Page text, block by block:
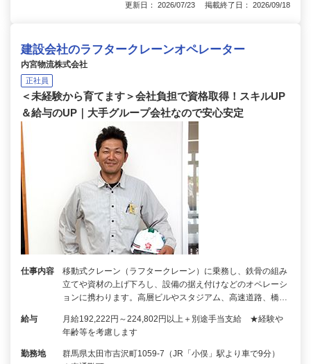
更新日： 2026/07/23 掲載終了日： 2026/09/18
建設会社のラフタークレーンオペレーター
内宮物流株式会社
正社員
＜未経験から育てます＞会社負担で資格取得！スキルUP
＆給与のUP｜大手グループ会社なので安心安定
仕事内容
移動式クレーン（ラフタークレーン）に乗務し、鉄骨の組み
立てや資材の上げ下ろし、設備の据え付けなどのオペレーシ
ョンに携わります。高層ビルやスタジアム、高速道路、橋…
給与
月給192,222円～224,802円以上＋別途手当支給 ★経験や
年齢等を考慮します
勤務地
群馬県太田市吉沢町1059-7（JR「小俣」駅より車で9分）